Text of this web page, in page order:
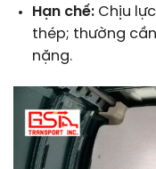
Hạn chế:Chịu
thép; thường
nặng.